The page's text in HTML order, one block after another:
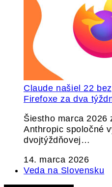
Claude našiel 22
Firefoxe za dva
Šiestho marca 2026
Anthropic spoločné
dvojtýždňovej…
14. marca 2026
Veda na Slovensku